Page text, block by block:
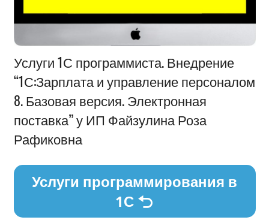
Информация
Услуги 1С программиста. Внедрение
“1С:Зарплата и управление персоналом
8. Базовая версия. Электронная
поставка” у ИП Файзулина Роза
Рафиковна
Услуги программирования в
1С